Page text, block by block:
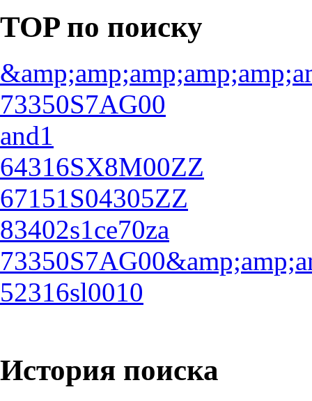
TOP по поиску
73350S7AG00
and1
64316SX8M00ZZ
67151S04305ZZ
83402s1ce70za
52316sl0010
История поиска